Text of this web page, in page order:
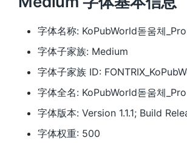
字体名称: KoPubWorld돋움체
字体子家族: Medium
字体子家族 ID:
字体全名: KoPubWorld돋움체
字体版本: Version 1.1.1; Build
字体权重: 500